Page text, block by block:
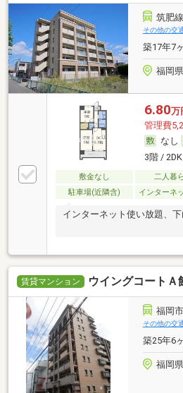
筑肥
その他の交
築17年7
福岡
6.80万
管理費
なし
3階 /
敷金なし 二人暮
駐車場(近隣含)
インターネ
インターネット使い放題、
賃貸マンション ウイングコートＡ
福岡
その他の交
築25年6
福岡